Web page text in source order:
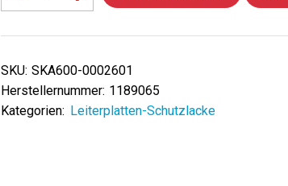
SKU: SKA600-0002601
Herstellernummer: 1189065
Kategorien: Leiterplatten-Schutzlacke